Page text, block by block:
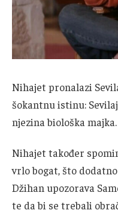
Nihajet pronalazi
šokantnu istinu:
njezina biološka majka.
Nihajet također
vrlo bogat, što
Džihan upozorava
te da bi se trebali